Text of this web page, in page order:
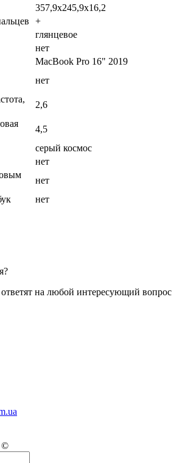
357,9x245,9x16,2
+
глянцевое
нет
MacBook Pro 16" 2019
нет
2,6
4,5
серый космос
нет
нет
нет
на любой интересующий вопрос
©